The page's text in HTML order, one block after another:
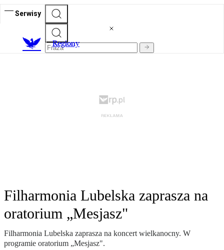
Serwisy
Regiony
Filharmonia Lubelska zaprasza na
oratorium „Mesjasz"
Filharmonia Lubelska zaprasza na koncert wielkanocny. W
programie oratorium „Mesjasz".